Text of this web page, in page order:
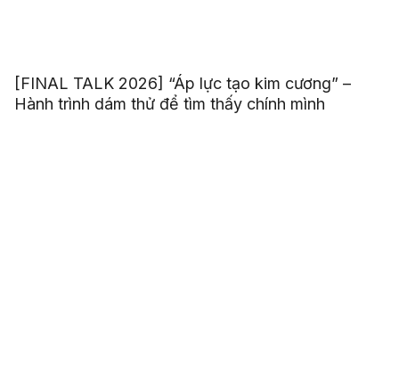
[FINAL TALK 2026] “Áp lực tạo kim cương” –
Hành trình dám thử để tìm thấy chính mình